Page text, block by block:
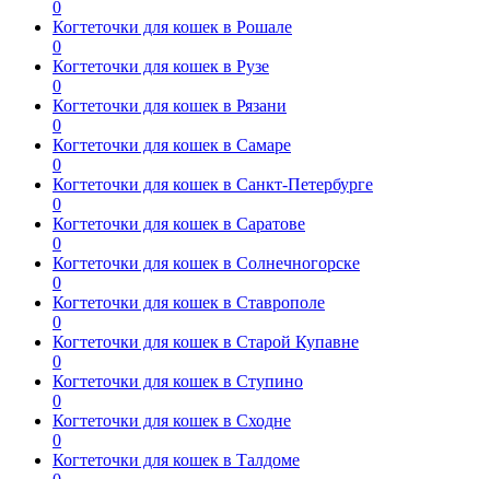
0
Когтеточки для кошек в Рошале
0
Когтеточки для кошек в Рузе
0
Когтеточки для кошек в Рязани
0
Когтеточки для кошек в Самаре
0
Когтеточки для кошек в Санкт-Петербурге
0
Когтеточки для кошек в Саратове
0
Когтеточки для кошек в Солнечногорске
0
Когтеточки для кошек в Ставрополе
0
Когтеточки для кошек в Старой Купавне
0
Когтеточки для кошек в Ступино
0
Когтеточки для кошек в Сходне
0
Когтеточки для кошек в Талдоме